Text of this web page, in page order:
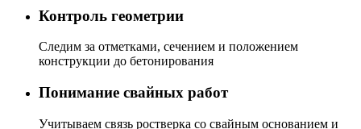
Контроль геометрии
Следим за отметками, сечением и положением
конструкции до бетонирования
Понимание свайных работ
Учитываем связь ростверка со свайным основанием и